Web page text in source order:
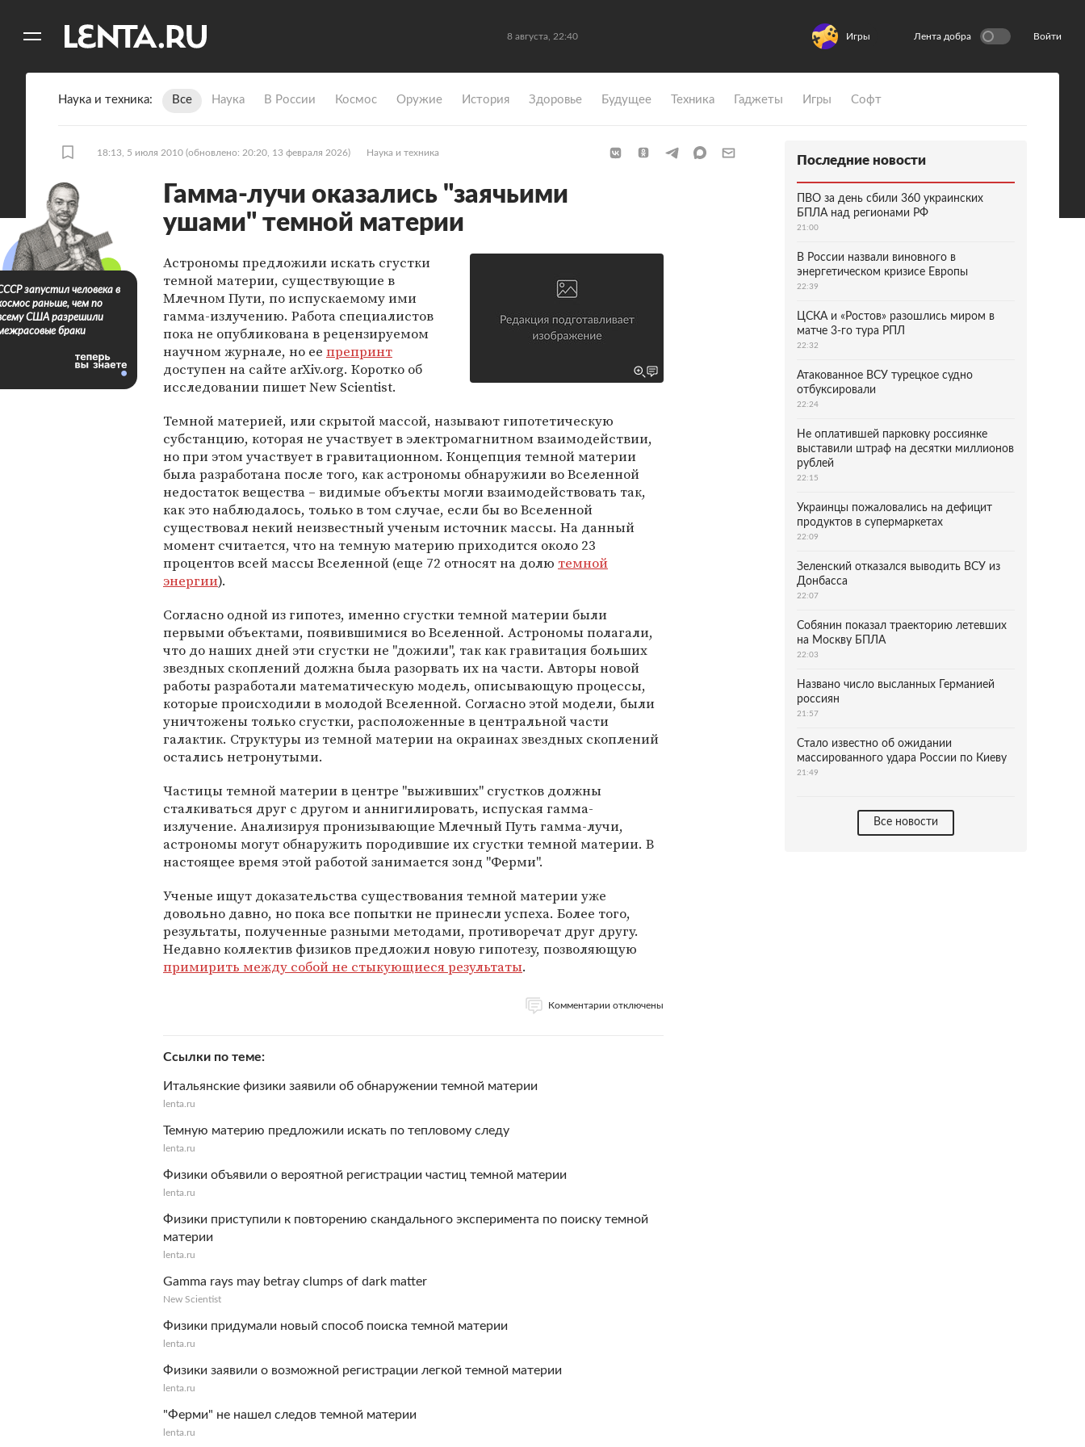
8 августа, 22:40 Игры Лента добра Войти
Наука и техника Все Наука В России Космос Оружие История Здоровье Будущее Техника Гаджеты Игры Софт
18:13, 5 июля 2010 (обновлено: 20:20, 13 февраля 2026) Наука и техника
Гамма-лучи оказались "заячьими
ушами" темной материи
Астрономы предложили искать сгустки
темной материи, существующие в
Млечном Пути, по испускаемому ими
гамма-излучению. Работа специалистов
пока не опубликована в рецензируемом
научном журнале, но ее препринт
доступен на сайте arXiv.org. Коротко об
исследовании пишет New Scientist.
Темной материей, или скрытой массой, называют гипотетическую
субстанцию, которая не участвует в электромагнитном взаимодействии,
но при этом участвует в гравитационном. Концепция темной материи
была разработана после того, как астрономы обнаружили во Вселенной
недостаток вещества – видимые объекты могли взаимодействовать так,
как это наблюдалось, только в том случае, если бы во Вселенной
существовал некий неизвестный ученым источник массы. На данный
момент считается, что на темную материю приходится около 23
процентов всей массы Вселенной (еще 72 относят на долю темной
энергии).
Согласно одной из гипотез, именно сгустки темной материи были
первыми объектами, появившимися во Вселенной. Астрономы полагали,
что до наших дней эти сгустки не "дожили", так как гравитация больших
звездных скоплений должна была разорвать их на части. Авторы новой
работы разработали математическую модель, описывающую процессы,
которые происходили в молодой Вселенной. Согласно этой модели, были
уничтожены только сгустки, расположенные в центральной части
галактик. Структуры из темной материи на окраинах звездных скоплений
остались нетронутыми.
Частицы темной материи в центре "выживших" сгустков должны
сталкиваться друг с другом и аннигилировать, испуская гамма-
излучение. Анализируя пронизывающие Млечный Путь гамма-лучи,
астрономы могут обнаружить породившие их сгустки темной материи. В
настоящее время этой работой занимается зонд "Ферми".
Ученые ищут доказательства существования темной материи уже
довольно давно, но пока все попытки не принесли успеха. Более того,
результаты, полученные разными методами, противоречат друг другу.
Недавно коллектив физиков предложил новую гипотезу, позволяющую
примирить между собой не стыкующиеся результаты.
Комментарии отключены
Ссылки по теме
Итальянские физики заявили об обнаружении темной материи
lenta.ru
Темную материю предложили искать по тепловому следу
lenta.ru
Физики объявили о вероятной регистрации частиц темной материи
lenta.ru
Физики приступили к повторению скандального эксперимента по поиску темной
материи
lenta.ru
Gamma rays may betray clumps of dark matter
New Scientist
Физики придумали новый способ поиска темной материи
lenta.ru
Физики заявили о возможной регистрации легкой темной материи
lenta.ru
"Ферми" не нашел следов темной материи
lenta.ru
запустил человека в
раньше, чем по
США разрешили
браки
Последние новости
ПВО за день сбили 360 украинских
БПЛА над регионами РФ
21:00
В России назвали виновного в
энергетическом кризисе Европы
22:39
ЦСКА и «Ростов» разошлись миром в
матче 3-го тура РПЛ
22:32
Атакованное ВСУ турецкое судно
отбуксировали
22:24
Не оплатившей парковку россиянке
выставили штраф на десятки миллионов
рублей
22:15
Украинцы пожаловались на дефицит
продуктов в супермаркетах
22:09
Зеленский отказался выводить ВСУ из
Донбасса
22:07
Собянин показал траекторию летевших
на Москву БПЛА
22:03
Названо число высланных Германией
россиян
21:57
Стало известно об ожидании
массированного удара России по Киеву
21:49
Все новости